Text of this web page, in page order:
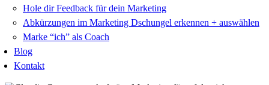
Hole dir Feedback für dein Marketing
Abkürzungen im Marketing Dschungel erkennen + auswählen
Marke “ich” als Coach
Blog
Kontakt